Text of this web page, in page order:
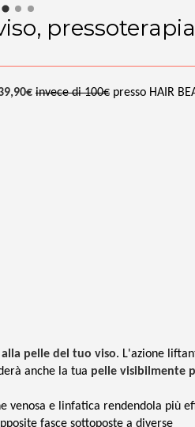
invece di 100€ presso HAIR
pelle del tuo viso. L'azione
anche la tua pelle visibilmente
venosa e linfatica rendendola più
fasce sottoposte a diverse